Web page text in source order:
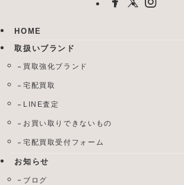
HOME
取扱いブランド
買取強化ブランド
宅配買取
LINE査定
お買い取りできないもの
宅配買取受付フォーム
お知らせ
ブログ